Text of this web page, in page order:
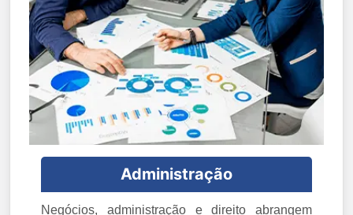
Administração
Negócios, administração e direito abrangem